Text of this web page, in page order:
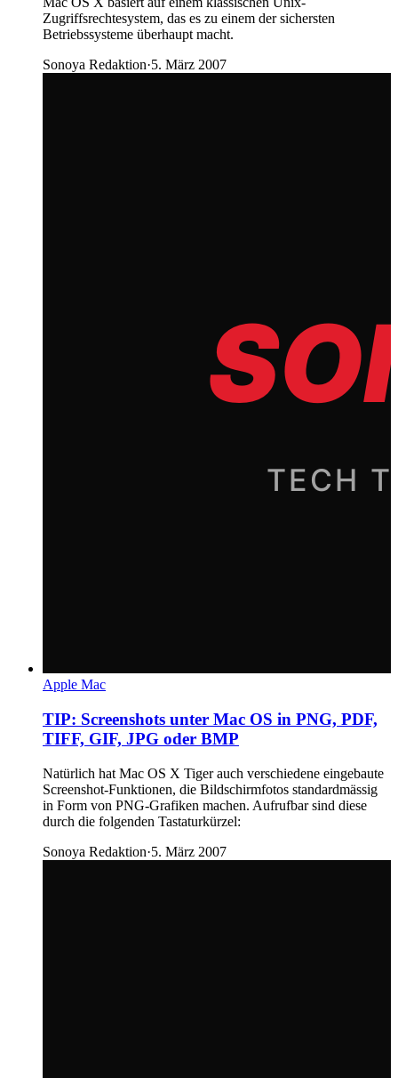
Zugriffsrechtesystem, das es zu einem der sichersten
Betriebssysteme überhaupt macht.
Sonoya Redaktion·5. März 2007
Apple Mac
TIP: Screenshots unter Mac OS in PNG, PDF,
TIFF, GIF, JPG oder BMP
Natürlich hat Mac OS X Tiger auch verschiedene eingebaute
Screenshot-Funktionen, die Bildschirmfotos standardmässig
in Form von PNG-Grafiken machen. Aufrufbar sind diese
durch die folgenden Tastaturkürzel:
Sonoya Redaktion·5. März 2007